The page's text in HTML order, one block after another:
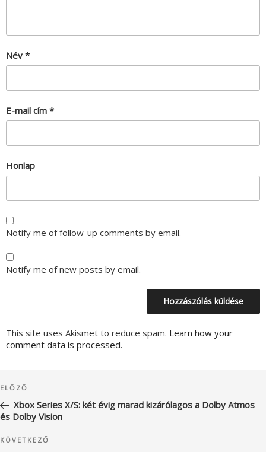
Név *
E-mail cím *
Honlap
Notify me of follow-up comments by email.
Notify me of new posts by email.
This site uses Akismet to reduce spam. Learn how your
comment data is processed.
navigáció
Korábbi
bejegyzés
ELŐZŐ
Xbox Series X/S: két évig marad kizárólagos a Dolby Atmos
és Dolby Vision
Következő
KÖVETKEZŐ